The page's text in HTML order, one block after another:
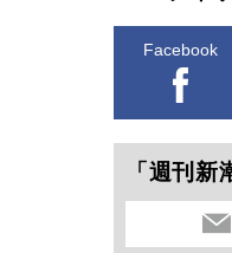
Facebook
「週刊新